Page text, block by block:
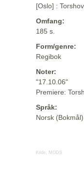
[Oslo] :
Omfang:
185 s.
Form/genre:
Regibok
Noter:
"17.10.06"
Premiere:
Språk:
Norsk (Bokmål)
Kilde: MODS